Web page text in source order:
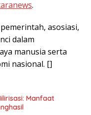
.
asosiasi,
dalam
manusia serta
nasional. []
Manfaat